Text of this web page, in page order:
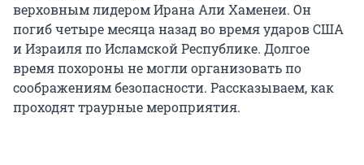
верховным лидером Ирана Али Хаменеи. Он
погиб четыре месяца назад во время ударов США
и Израиля по Исламской Республике. Долгое
время похороны не могли организовать по
соображениям безопасности. Рассказываем, как
проходят траурные мероприятия.